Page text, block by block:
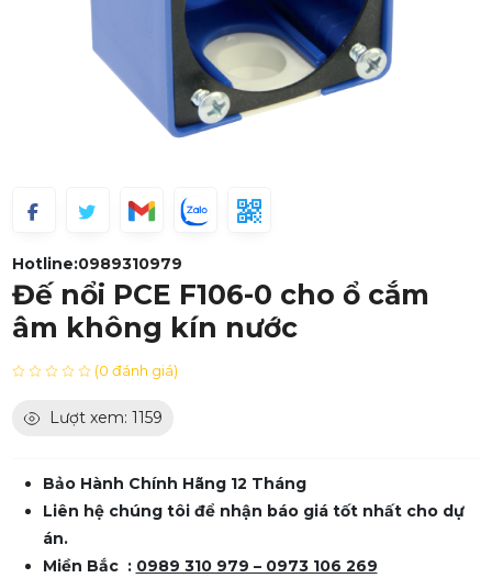
Hotline:0989310979
Đế nổi PCE F106-0 cho ổ cắm
âm không kín nước
(0 đánh giá)
Lượt xem: 1159
Bảo Hành Chính Hãng 12 Tháng
Liên hệ chúng tôi để nhận báo giá tốt nhất cho dự
án.
Miền Bắc : 0989 310 979 – 0973 106 269